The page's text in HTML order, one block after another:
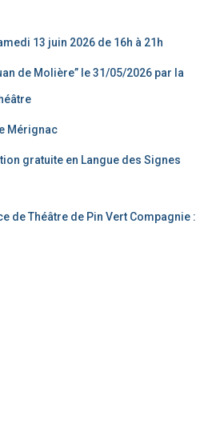
13 juin 2026 de 16h à 21h
de Molière” le 31/05/2026 par la
Mérignac
gratuite en Langue des Signes
de Théâtre de Pin Vert Compagnie :